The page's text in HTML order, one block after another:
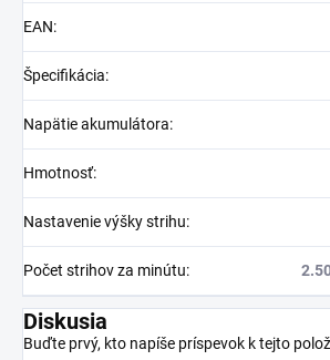
EAN:
Špecifikácia:
Napätie akumulátora:
Hmotnosť:
Nastavenie výšky strihu:
Počet strihov za minútu:
Diskusia
Buďte prvý, kto napíše príspevok k tejto